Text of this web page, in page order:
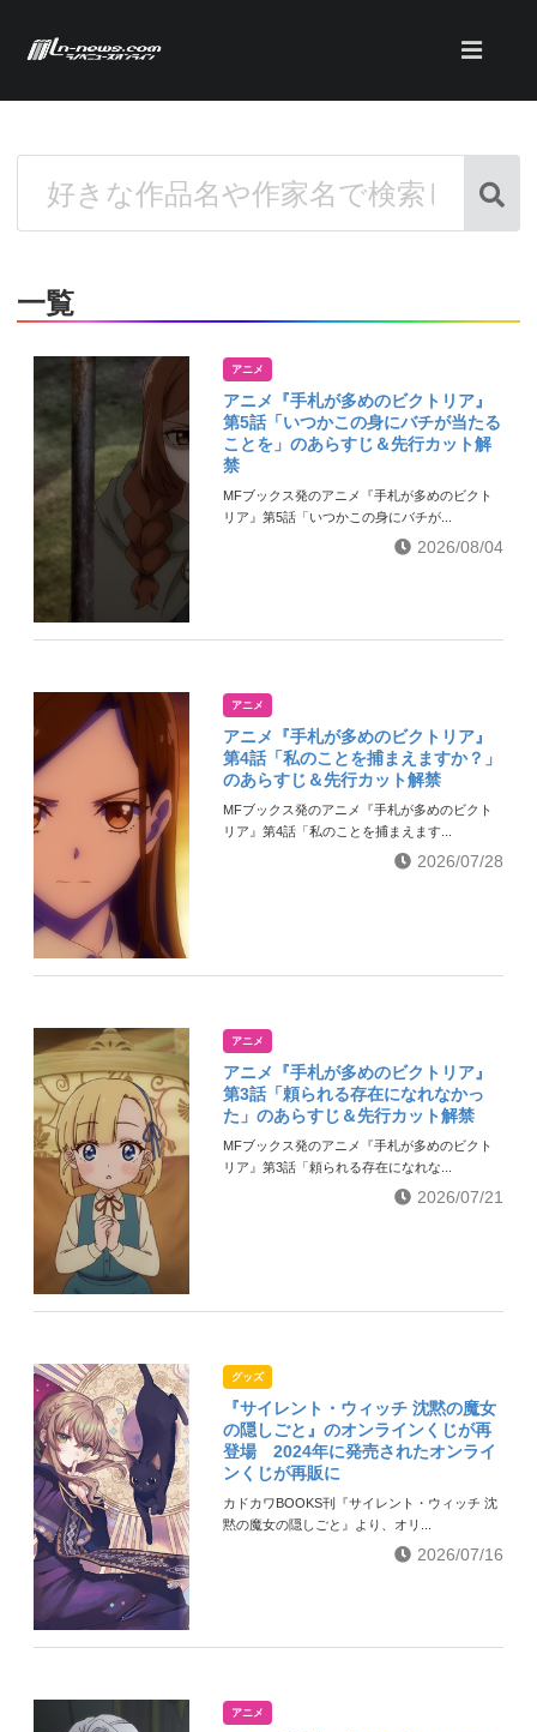
一覧
アニメ
アニメ『手札が多めのビクトリア』
第5話「いつかこの身にバチが当たる
ことを」のあらすじ＆先行カット解
禁
MFブックス発のアニメ『手札が多めのビクト
リア』第5話「いつかこの身にバチが...
2026/08/04
アニメ
アニメ『手札が多めのビクトリア』
第4話「私のことを捕まえますか？」
のあらすじ＆先行カット解禁
MFブックス発のアニメ『手札が多めのビクト
リア』第4話「私のことを捕まえます...
2026/07/28
アニメ
アニメ『手札が多めのビクトリア』
第3話「頼られる存在になれなかっ
た」のあらすじ＆先行カット解禁
MFブックス発のアニメ『手札が多めのビクト
リア』第3話「頼られる存在になれな...
2026/07/21
グッズ
『サイレント・ウィッチ 沈黙の魔女
の隠しごと』のオンラインくじが再
登場 2024年に発売されたオンライ
ンくじが再販に
カドカワBOOKS刊『サイレント・ウィッチ 沈
黙の魔女の隠しごと』より、オリ...
2026/07/16
アニメ